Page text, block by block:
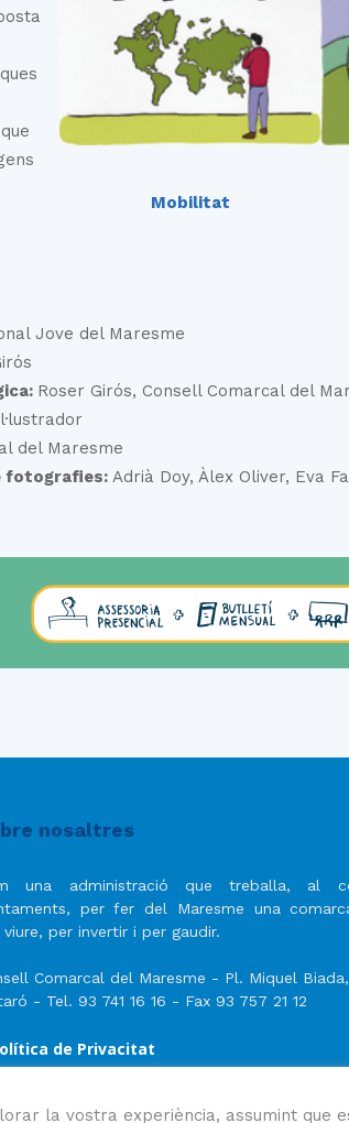
Mobilitat
Jove del Maresme
Roser Girós, Consell Comarcal del
del Maresme
fotografies: Adrià Doy, Àlex Oliver, Eva
nosaltres
una administració que treballa, al
per fer del Maresme una
viure, per invertir i per gaudir.
Comarcal del Maresme - Pl. Miquel
- Tel. 93 741 16 16 - Fax 93 757 21 12
de Privacitat
la vostra experiència, assumint que